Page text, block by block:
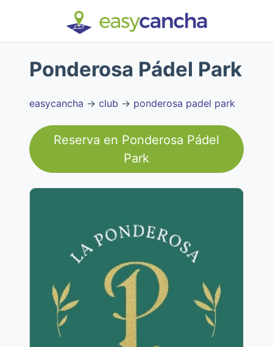
Ponderosa Pádel Park
easycancha → club → ponderosa padel park
Reserva en Ponderosa Pádel
Park